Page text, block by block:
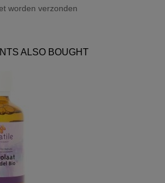
worden verzonden
ALSO BOUGHT